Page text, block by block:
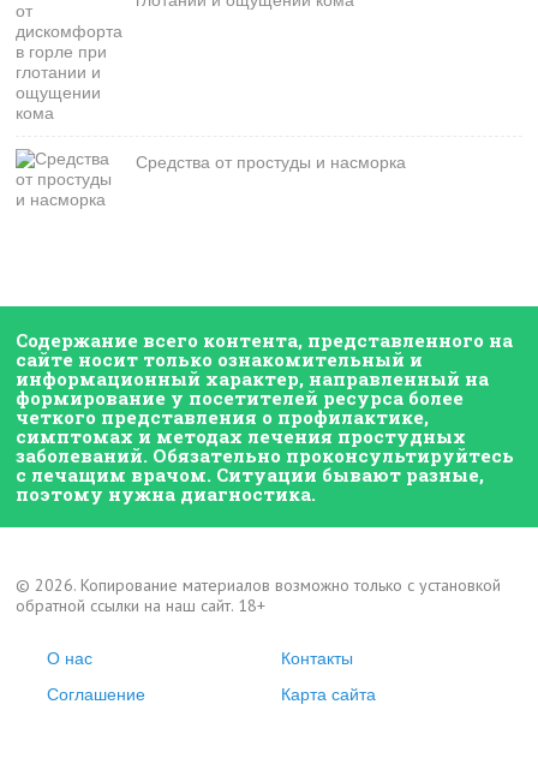
Средства от простуды и насморка
Содержание всего контента, представленного на
сайте носит только ознакомительный и
информационный характер, направленный на
формирование у посетителей ресурса более
четкого представления о профилактике,
симптомах и методах лечения простудных
заболеваний. Обязательно проконсультируйтесь
с лечащим врачом. Ситуации бывают разные,
поэтому нужна диагностика.
© 2026. Копирование материалов возможно только с установкой
обратной ссылки на наш сайт. 18+
О нас
Контакты
Соглашение
Карта сайта